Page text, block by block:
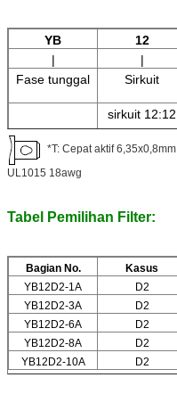
YB 12
|
|
Fase tunggal
Sirkuit
sirkuit 12:12
*T: Cepat aktif 6,35x0,8mm
UL1015 18awg
Tabel Pemilihan Filter:
Bagian No. Kasus
YB12D2-1A
D2
YB12D2-3A
D2
YB12D2-6A
D2
YB12D2-8A
D2
YB12D2-10A
D2